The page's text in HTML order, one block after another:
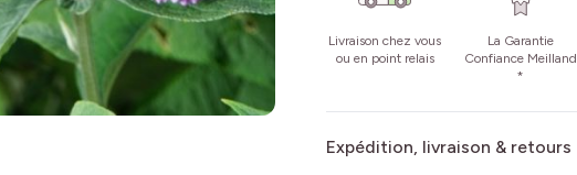
Livraison chez vous
ou en point relais
La Garantie
Confiance Meilland
*
Expédition, livraison & retours